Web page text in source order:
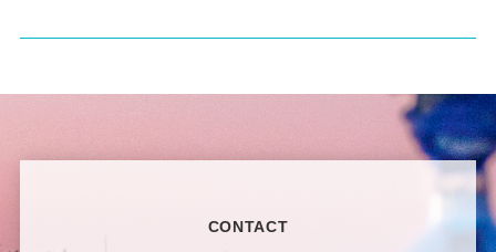
CONTACT